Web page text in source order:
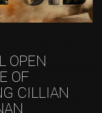
OPEN
OF
CILLIAN